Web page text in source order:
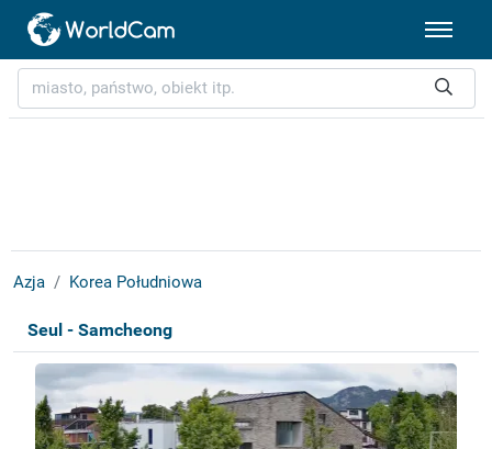
Azja Korea Południowa
Seul - Samcheong